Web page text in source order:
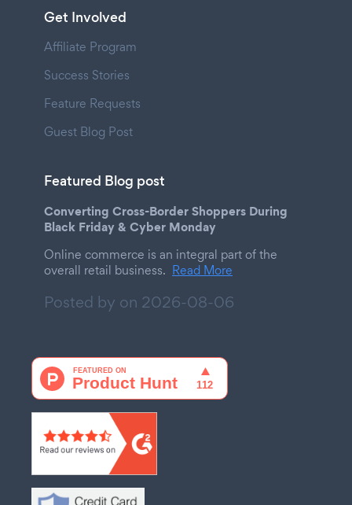
Get Involved
Affiliate Program
Success Stories
Feature Requests
Guest Blog Post
Featured Blog post
Converting Cross-Border Shoppers During
Black Friday & Cyber Monday
Online commerce is an integral part of the
overall retail business. Read More
Posted by on 2026-08-06